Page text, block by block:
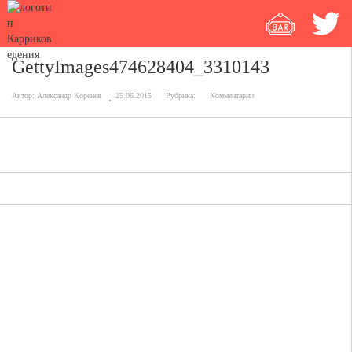
GettyImages474628404_3310143
Автор: Александр Коренев 25.06.2015 Рубрика: Комментарии